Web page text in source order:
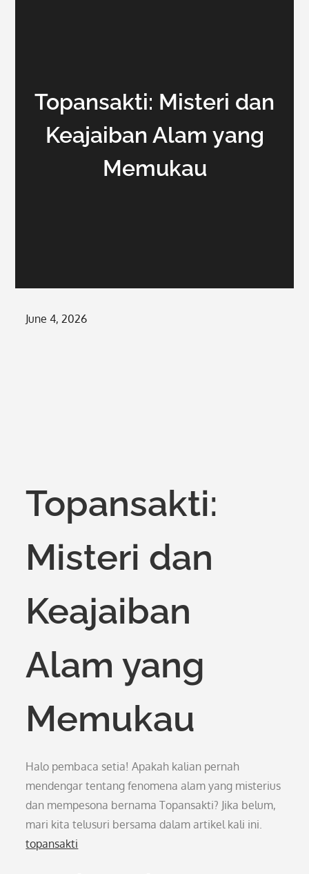
Topansakti: Misteri dan
Keajaiban Alam yang
Memukau
Posted
June 4, 2026
Topansakti:
Misteri dan
Keajaiban
Alam yang
Memukau
Halo pembaca setia! Apakah kalian pernah
mendengar tentang fenomena alam yang misterius
dan mempesona bernama Topansakti? Jika belum,
mari kita telusuri bersama dalam artikel kali ini.
topansakti